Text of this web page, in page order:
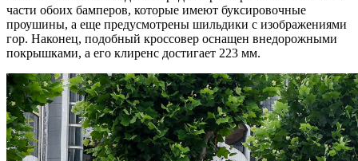
части обоих бамперов, которые имеют буксировочные
проушины, а еще предусмотрены шильдики с изображениями
гор. Наконец, подобный кроссовер оснащен внедорожными
покрышками, а его клиренс достигает 223 мм.